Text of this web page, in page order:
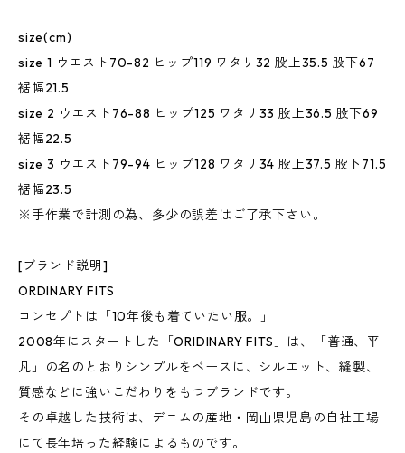
size(cm)
size 1 ウエスト70-82 ヒップ119 ワタリ32 股上35.5 股下67
裾幅21.5
size 2 ウエスト76-88 ヒップ125 ワタリ33 股上36.5 股下69
裾幅22.5
size 3 ウエスト79-94 ヒップ128 ワタリ34 股上37.5 股下71.5
裾幅23.5
※手作業で計測の為、多少の誤差はご了承下さい。
[ブランド説明]
ORDINARY FITS
コンセプトは「10年後も着ていたい服。」
2008年にスタートした「ORIDINARY FITS」は、「普通、平
凡」の名のとおりシンプルをベースに、シルエット、縫製、
質感などに強いこだわりをもつブランドです。
その卓越した技術は、デニムの産地・岡山県児島の自社工場
にて長年培った経験によるものです。